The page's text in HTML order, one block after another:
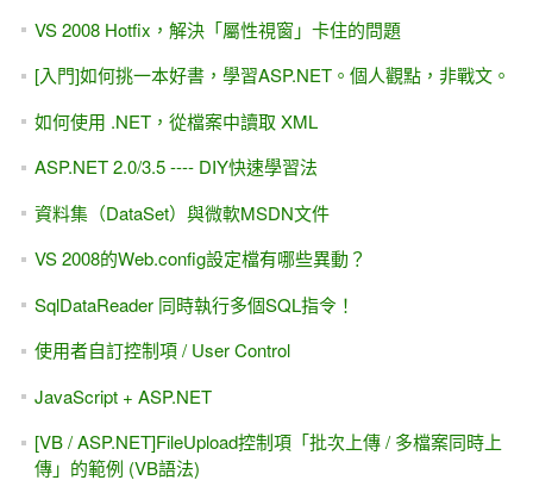
VS 2008 Hotfix，解決「屬性視窗」卡住的問題
[入門]如何挑一本好書，學習ASP.NET。個人觀點，非戰文。
如何使用 .NET，從檔案中讀取 XML
ASP.NET 2.0/3.5 ---- DIY快速學習法
資料集（DataSet）與微軟MSDN文件
VS 2008的Web.config設定檔有哪些異動？
SqlDataReader 同時執行多個SQL指令！
使用者自訂控制項 / User Control
JavaScript + ASP.NET
[VB / ASP.NET]FileUpload控制項「批次上傳 / 多檔案同時上
傳」的範例 (VB語法)